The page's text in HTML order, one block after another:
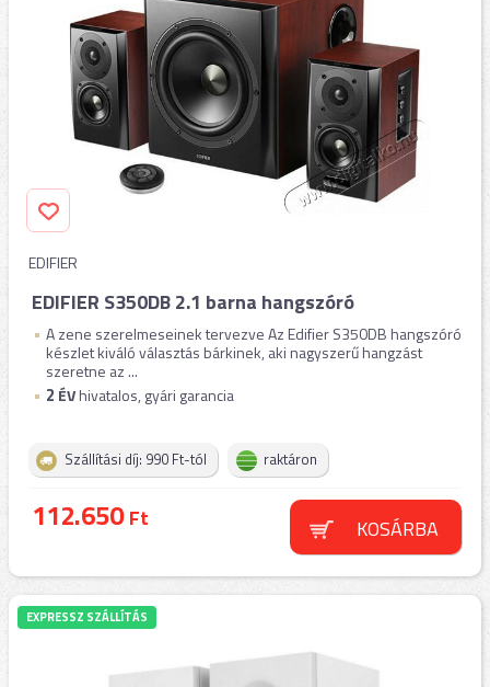
EDIFIER
EDIFIER S350DB 2.1 barna hangszóró
A zene szerelmeseinek tervezve Az Edifier S350DB hangszóró
készlet kiváló választás bárkinek, aki nagyszerű hangzást
szeretne az ...
2 ÉVhivatalos, gyári garancia
Szállítási díj: 990 Ft-tól raktáron
112.650Ft KOSÁRBA
EXPRESSZ SZÁLLÍTÁS